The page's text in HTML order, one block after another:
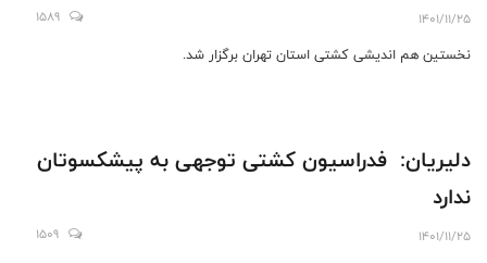
1401/11/25
1589
نخستین هم اندیشی کشتی استان تهران برگزار شد.
دلیریان: فدراسیون کشتی توجهی به پیشکسوتان
ندارد
1401/11/25
1509